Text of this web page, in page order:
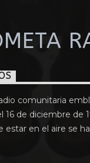
comunitaria
16 de diciembre de
estar en el aire se